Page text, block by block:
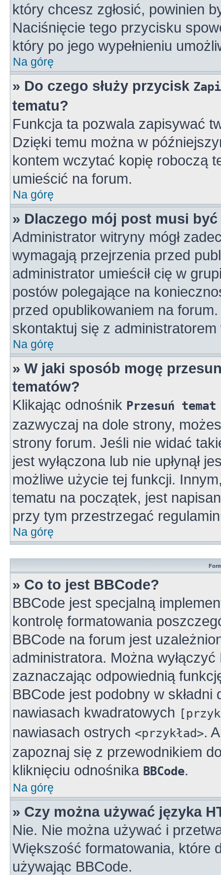
który chcesz zgłosić, powinien
Naciśnięcie tego przycisku
który po jego wypełnieniu
Na górę
» Do czego służy przycisk
tematu?
Funkcja ta pozwala zapisywać
Dzięki temu można w
kontem wczytać kopię roboczą
umieścić na forum.
Na górę
» Dlaczego mój post musi
Administrator witryny mógł
wymagają przejrzenia przed
administrator umieścił cię w
postów polegające na
przed opublikowaniem na
skontaktuj się z administratorem
Na górę
» W jaki sposób mogę
tematów?
Klikając odnośnik Przesuń
zazwyczaj na dole strony,
strony forum. Jeśli nie widać
jest wyłączona lub nie upłynął
możliwe użycie tej funkcji.
tematu na początek, jest
przy tym przestrzegać
Na górę
» Co to jest BBCode?
BBCode jest specjalną
kontrolę formatowania
BBCode na forum jest
administratora. Można
zaznaczając odpowiednią
BBCode jest podobny w
nawiasach kwadratowych
nawiasach ostrych <przykład>.
zapoznaj się z przewodnikiem
kliknięciu odnośnika BBCode.
Na górę
» Czy można używać języka
Nie. Nie można używać i
Większość formatowania, które
używając BBCode.